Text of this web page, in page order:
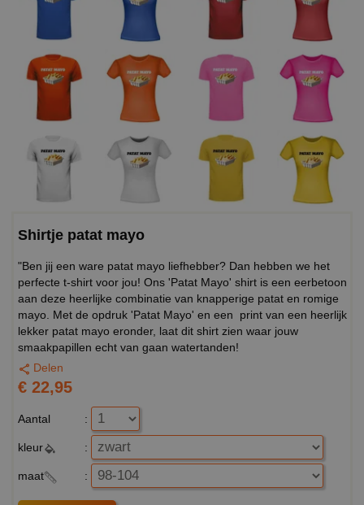
Shirtje patat mayo
"Ben jij een ware patat mayo liefhebber? Dan hebben we het
perfecte t-shirt voor jou! Ons 'Patat Mayo' shirt is een eerbetoon
aan deze heerlijke combinatie van knapperige patat en romige
mayo. Met de opdruk 'Patat Mayo' en een print van een heerlijk
lekker patat mayo eronder, laat dit shirt zien waar jouw
smaakpapillen echt van gaan watertanden!
Delen
€ 22,95
Aantal :
kleur :
maat :